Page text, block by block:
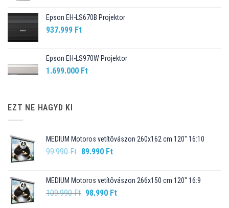
Epson EH-LS670B Projektor
937.999 Ft
Epson EH-LS970W Projektor
1.699.000 Ft
EZT NE HAGYD KI
MEDIUM Motoros vetítõvászon 260x162 cm 120" 16:10
99.990Ft Original
99.990 Ft.
89.990 FtCurrent
89.990 Ft.
MEDIUM Motoros vetítõvászon 266x150 cm 120" 16:9
109.990Ft Original
98.990 FtCurrent